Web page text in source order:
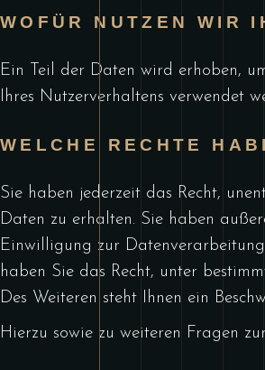
WOFÜR NUTZEN WIR
Ein Teil der Daten wird erhoben,
Ihres Nutzerverhaltens verwendet
WELCHE RECHTE
Sie haben jederzeit das Recht,
Daten zu erhalten. Sie haben
Einwilligung zur
haben Sie das Recht, unter
Des Weiteren steht Ihnen ein
Hierzu sowie zu weiteren Fragen